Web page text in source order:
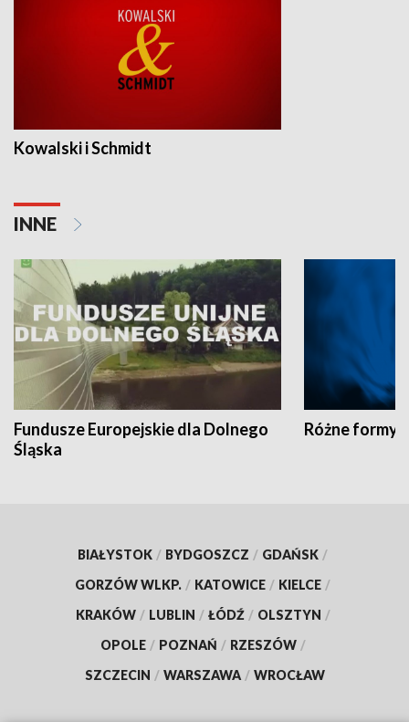
Kowalski i Schmidt
INNE
Fundusze Europejskie dla Dolnego
Śląska
Różne formy
BIAŁYSTOK / BYDGOSZCZ / GDAŃSK /
GORZÓW WLKP. / KATOWICE / KIELCE /
KRAKÓW / LUBLIN / ŁÓDŹ / OLSZTYN /
OPOLE / POZNAŃ / RZESZÓW /
SZCZECIN / WARSZAWA / WROCŁAW